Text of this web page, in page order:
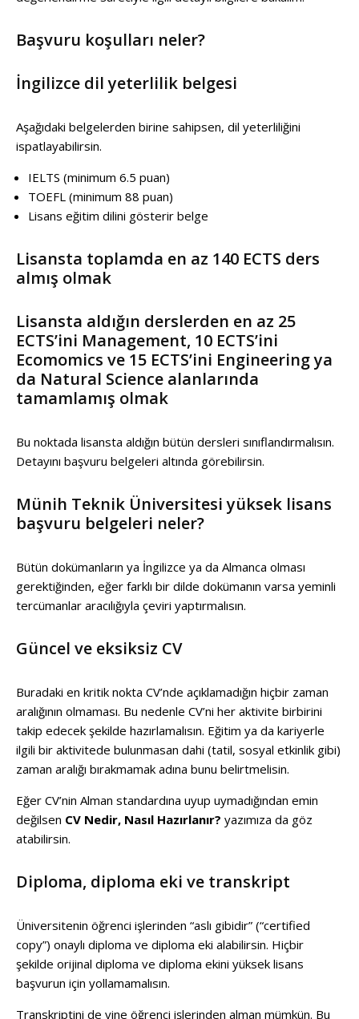
Başvuru koşulları neler?
İngilizce dil yeterlilik belgesi
Aşağıdaki belgelerden birine sahipsen, dil yeterliliğini
ispatlayabilirsin.
IELTS (minimum 6.5 puan)
TOEFL (minimum 88 puan)
Lisans eğitim dilini gösterir belge
Lisansta toplamda en az 140 ECTS ders
almış olmak
Lisansta aldığın derslerden en az 25
ECTS’ini Management, 10 ECTS’ini
Ecomomics ve 15 ECTS’ini Engineering ya
da Natural Science alanlarında
tamamlamış olmak
Bu noktada lisansta aldığın bütün dersleri sınıflandırmalısın.
Detayını başvuru belgeleri altında görebilirsin.
Münih Teknik Üniversitesi yüksek lisans
başvuru belgeleri neler?
Bütün dokümanların ya İngilizce ya da Almanca olması
gerektiğinden, eğer farklı bir dilde dokümanın varsa yeminli
tercümanlar aracılığıyla çeviri yaptırmalısın.
Güncel ve eksiksiz CV
Buradaki en kritik nokta CV’nde açıklamadığın hiçbir zaman
aralığının olmaması. Bu nedenle CV’ni her aktivite birbirini
takip edecek şekilde hazırlamalısın. Eğitim ya da kariyerle
ilgili bir aktivitede bulunmasan dahi (tatil, sosyal etkinlik gibi)
zaman aralığı bırakmamak adına bunu belirtmelisin.
Eğer CV’nin Alman standardına uyup uymadığından emin
değilsen CV Nedir, Nasıl Hazırlanır? yazımıza da göz
atabilirsin.
Diploma, diploma eki ve transkript
Üniversitenin öğrenci işlerinden “aslı gibidir” (“certified
copy”) onaylı diploma ve diploma eki alabilirsin. Hiçbir
şekilde orijinal diploma ve diploma ekini yüksek lisans
başvurun için yollamamalısın.
Transkriptini de yine öğrenci işlerinden alman mümkün. Bu